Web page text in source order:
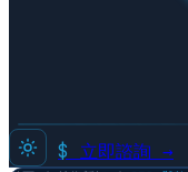
$ 立即諮詢 →